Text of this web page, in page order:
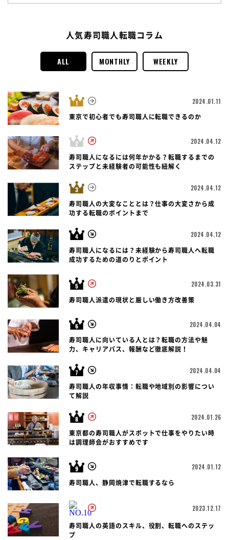
人気寿司職人転職コラム
ALL MONTHLY WEEKLY
2024.01.11
東京で初心者でも寿司職人に転職できるのか
2024.04.12
寿司職人になるには何年かかる？転職するまでの
ステップと未経験者の可能性も紐解く
2024.04.12
寿司職人の大変なこととは？仕事の大変さから成
功する転職のポイントまで
2024.04.12
寿司職人になるには？未経験から寿司職人へ転職
成功するための道のりとポイント
2024.03.31
寿司職人派遣の現状と厳しい働き方改善策
2024.04.04
寿司職人に向いている人とは？転職の方法や魅
力、キャリアパス、報酬など徹底解説！
2024.04.04
寿司職人の年収事情：転職や地域別の影響につい
て解説
2024.01.26
東京都の寿司職人がスポットで仕事をやりたい時
は調理師会がおすすめです
2024.01.12
寿司職人、静岡焼津で転職するなら
2023.12.17
寿司職人の英語のスキル、役割、転職へのステッ
プ